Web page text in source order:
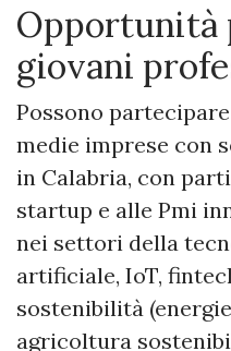
Opportunità
giovani
Possono
medie imprese con
in Calabria, con
startup e alle Pmi
nei settori della
artificiale, IoT,
sostenibilità
agricoltura